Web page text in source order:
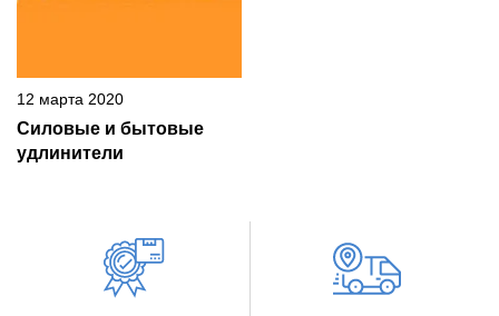
12 марта 2020
Силовые и бытовые
удлинители